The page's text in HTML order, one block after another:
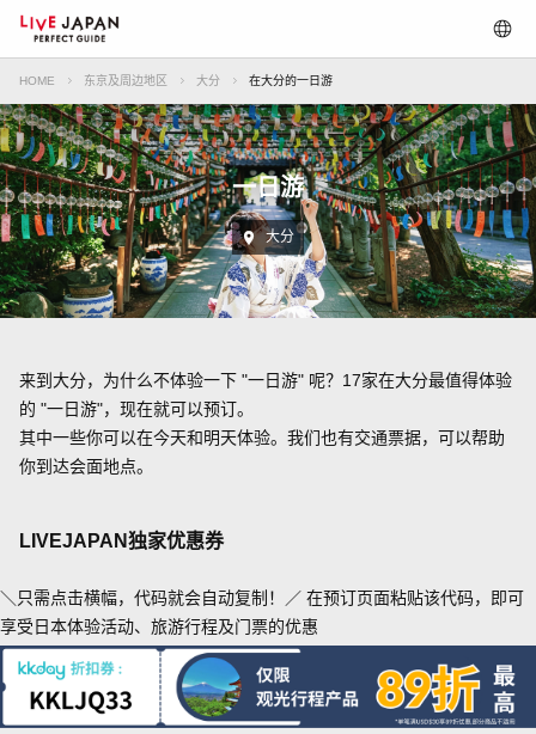
HOME 东京及周边地区 大分 在大分的一日游
一日游
大分
来到大分，为什么不体验一下 "一日游" 呢？17家在大分最值得体验
的 "一日游"，现在就可以预订。
其中一些你可以在今天和明天体验。我们也有交通票据，可以帮助
你到达会面地点。
LIVEJAPAN独家优惠券
＼只需点击横幅，代码就会自动复制！／ 在预订页面粘贴该代码，即可
享受日本体验活动、旅游行程及门票的优惠